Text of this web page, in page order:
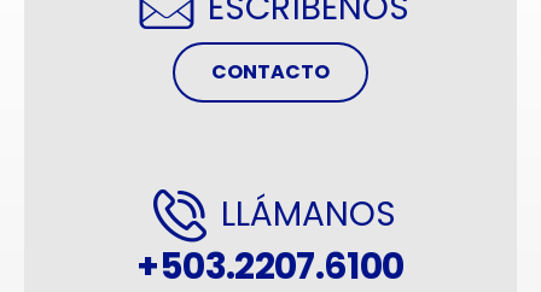
CONTACTO
LLÁMANOS
+503.2207.6100